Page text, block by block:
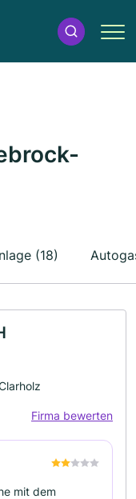
(18)
Firma bewerten
mit dem